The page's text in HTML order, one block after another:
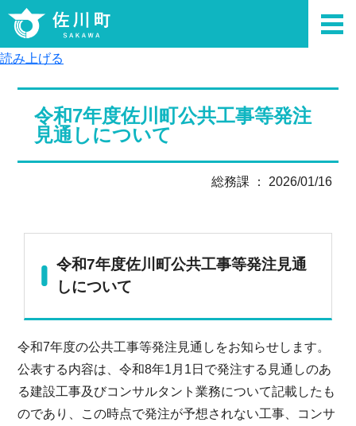
読み上げる
令和7年度佐川町公共工事等発注
見通しについて
総務課 ： 2026/01/16
令和7年度佐川町公共工事等発注見通
しについて
令和7年度の公共工事等発注見通しをお知らせします。
公表する内容は、令和8年1月1日で発注する見通しのあ
る建設工事及びコンサルタント業務について記載したも
のであり、この時点で発注が予想されない工事、コンサ